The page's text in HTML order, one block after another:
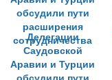
Делегации
Саудовской
Аравии и Турции